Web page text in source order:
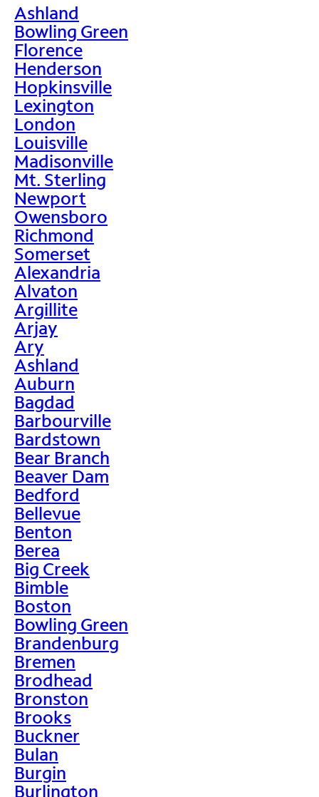
Ashland
Bowling Green
Florence
Henderson
Hopkinsville
Lexington
London
Louisville
Madisonville
Mt. Sterling
Newport
Owensboro
Richmond
Somerset
Alexandria
Alvaton
Argillite
Arjay
Ary
Ashland
Auburn
Bagdad
Barbourville
Bardstown
Bear Branch
Beaver Dam
Bedford
Bellevue
Benton
Berea
Big Creek
Bimble
Boston
Bowling Green
Brandenburg
Bremen
Brodhead
Bronston
Brooks
Buckner
Bulan
Burgin
Burlington